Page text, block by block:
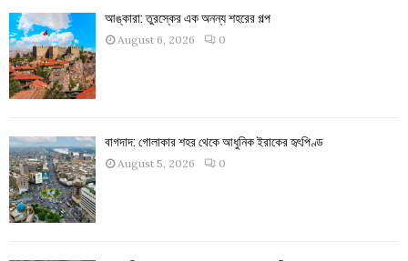
আঙ্কারা: তুরস্কের এক অনন্য শহরের গল্প
August 6, 2026 0
বাগদাদ: গোলাকার শহর থেকে আধুনিক ইরাকের হৃৎপিণ্ড
August 5, 2026 0